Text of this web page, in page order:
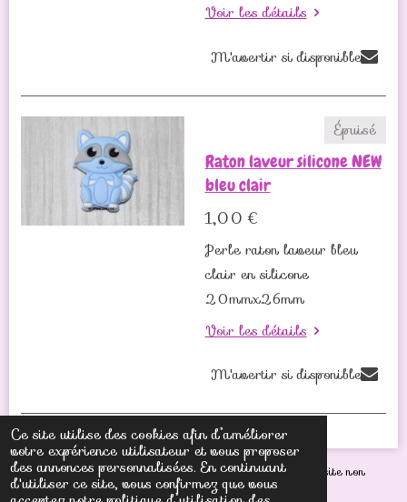
Ce site utilise des cookies afin d’améliorer
votre expérience utilisateur et vous proposer
des annonces personnalisées. En continuant
d'utiliser ce site, vous confirmez que vous
Voir les détails
M'avertir si disponible
Épuisé
Raton laveur silicone NEW
bleu clair
1,00 €
Perle raton laveur bleu
clair en silicone
20mmx26mm
Voir les détails
M'avertir si disponible
© 2021 Créas'Perles,@ Reproduction même partielle du site non
autorisée sous peine de poursuites judiciaires